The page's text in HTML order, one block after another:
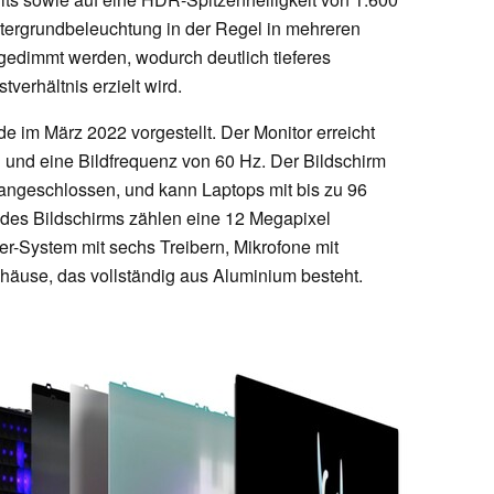
in der Regel in mehreren
werden, wodurch deutlich tieferes
erzielt wird.
im März 2022 vorgestellt. Der Monitor erreicht
eine Bildfrequenz von 60 Hz. Der Bildschirm
und kann Laptops mit bis zu 96
Bildschirms zählen eine 12 Megapixel
System mit sechs Treibern, Mikrofone mit
das vollständig aus Aluminium besteht.